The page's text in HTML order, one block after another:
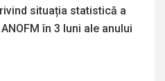
situația statistică a
în 3 luni ale anului